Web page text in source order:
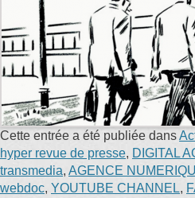
Cette entrée a été publiée dans
hyper revue de presse, DIGITAL
transmedia, AGENCE
webdoc, YOUTUBE CHANNEL,